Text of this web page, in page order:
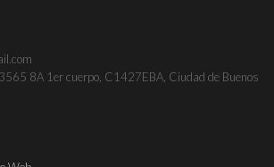
8A 1er cuerpo, C1427EBA, Ciudad de Buenos